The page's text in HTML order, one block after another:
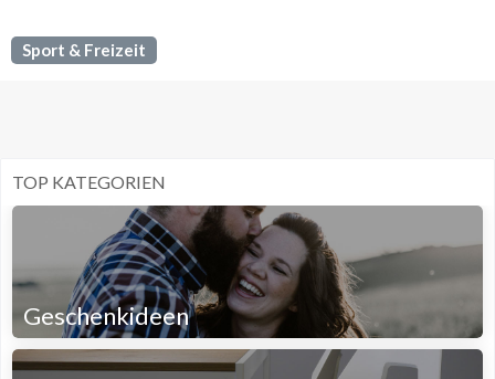
Sport & Freizeit
TOP KATEGORIEN
Geschenkideen